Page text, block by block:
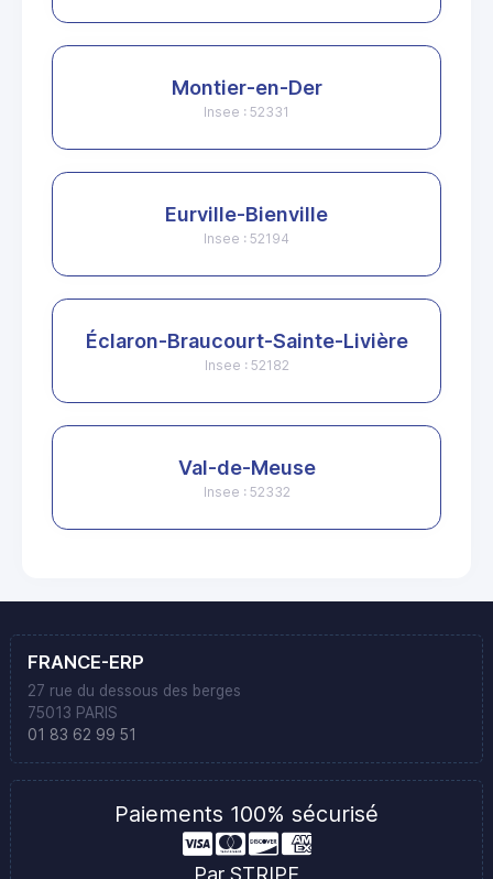
Montier-en-Der
Insee : 52331
Eurville-Bienville
Insee : 52194
Éclaron-Braucourt-Sainte-Livière
Insee : 52182
Val-de-Meuse
Insee : 52332
FRANCE-ERP
27 rue du dessous des berges
75013 PARIS
01 83 62 99 51
Paiements 100% sécurisé
Par STRIPE